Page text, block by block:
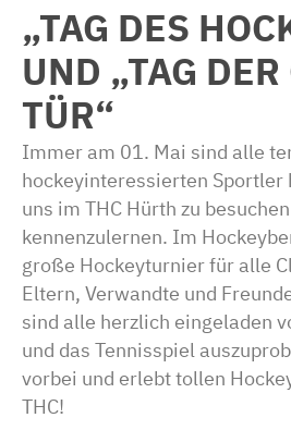
„TAG DES
UND „TAG
TÜR“
Immer am 01. Mai sind alle
hockeyinteressierten Sportler
uns im THC Hürth zu
kennenzulernen. Im
große Hockeyturnier für alle
Eltern, Verwandte und
sind alle herzlich eingeladen
und das Tennisspiel
vorbei und erlebt tollen
THC!